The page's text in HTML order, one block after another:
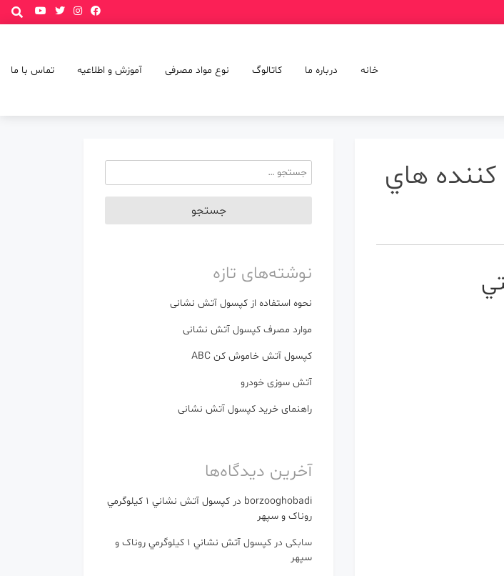
خانه درباره ما کاتالوگ نوع مواد مصرفی آموزش و اطلاعیه تماس با ما
هاي
جستجو
برای:
نوشته‌های تازه
نحوه استفاده از کپسول آتش نشانی
موارد مصرف کپسول آتش نشانی
کپسول آتش خاموش کن ABC
آتش سوزی خودرو
راهنمای خرید کپسول آتش نشانی
آخرین دیدگاه‌ها
borzooghobadi در
كپسول آتش نشاني 1 كيلوگرمي
روناک و سپهر
سابکی در
كپسول آتش نشاني 1 كيلوگرمي روناک و
سپهر